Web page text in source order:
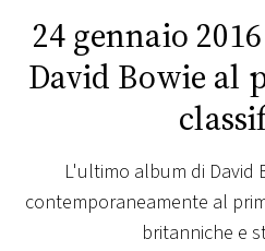
RADIO
WEB
PLAYLIST
24 gennaio
David Bowie al
L'ultimo album di David
contemporaneamente al
britanniche e